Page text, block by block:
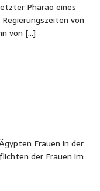
Pharao eines
von
von […]
Frauen in der
der Frauen im